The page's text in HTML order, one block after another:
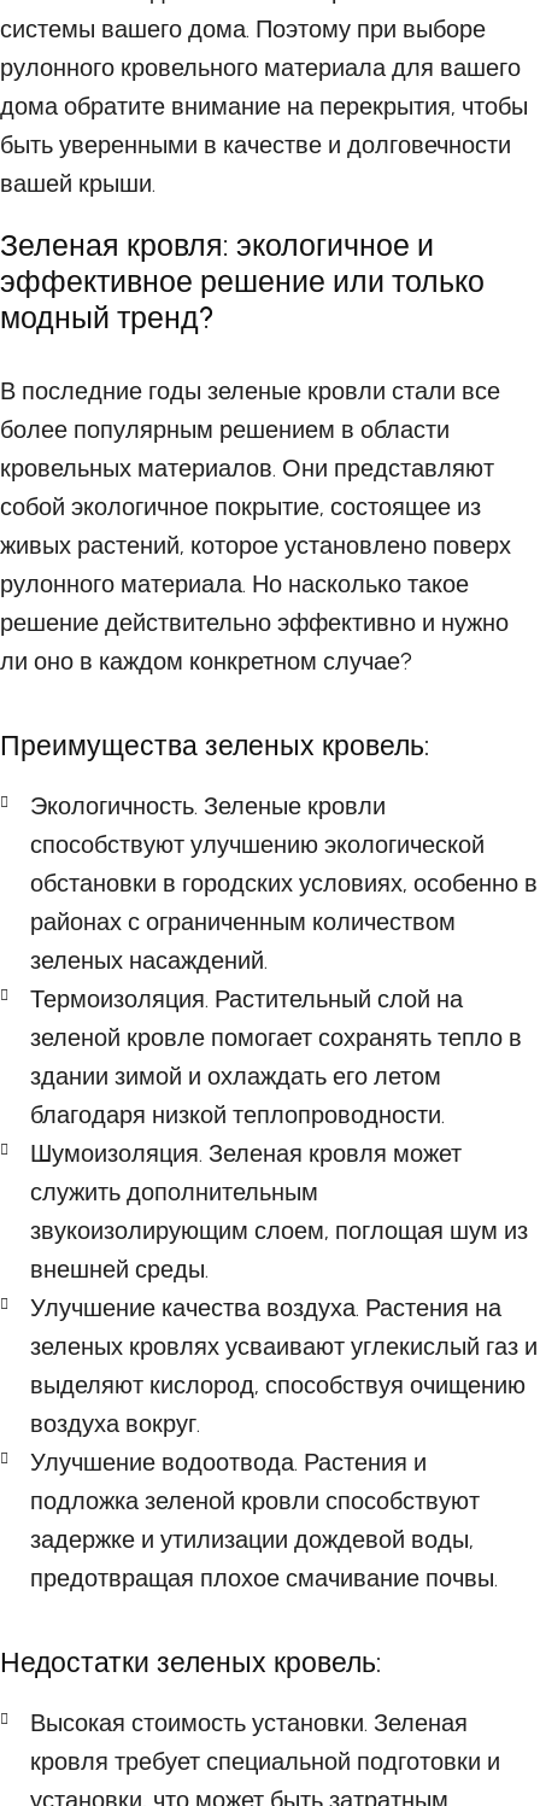
системы вашего дома. Поэтому при выборе
рулонного кровельного материала для вашего
дома обратите внимание на перекрытия, чтобы
быть уверенными в качестве и долговечности
вашей крыши.
Зеленая кровля: экологичное и
эффективное решение или только
модный тренд?
В последние годы зеленые кровли стали все
более популярным решением в области
кровельных материалов. Они представляют
собой экологичное покрытие, состоящее из
живых растений, которое установлено поверх
рулонного материала. Но насколько такое
решение действительно эффективно и нужно
ли оно в каждом конкретном случае?
Преимущества зеленых кровель:
Экологичность. Зеленые кровли
способствуют улучшению экологической
обстановки в городских условиях, особенно в
районах с ограниченным количеством
зеленых насаждений.
Термоизоляция. Растительный слой на
зеленой кровле помогает сохранять тепло в
здании зимой и охлаждать его летом
благодаря низкой теплопроводности.
Шумоизоляция. Зеленая кровля может
служить дополнительным
звукоизолирующим слоем, поглощая шум из
внешней среды.
Улучшение качества воздуха. Растения на
зеленых кровлях усваивают углекислый газ и
выделяют кислород, способствуя очищению
воздуха вокруг.
Улучшение водоотвода. Растения и
подложка зеленой кровли способствуют
задержке и утилизации дождевой воды,
предотвращая плохое смачивание почвы.
Недостатки зеленых кровель:
Высокая стоимость установки. Зеленая
кровля требует специальной подготовки и
установки, что может быть затратным